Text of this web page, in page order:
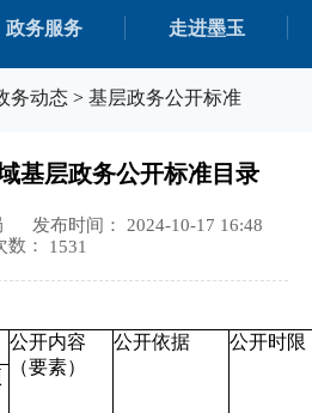
政务服务 走进墨玉
务动态 > 基层政务公开标准
基层政务公开标准目录
发布时间： 2024-10-17 16:48
数： 1531
公开内容
（要素）
公开依据
公开时限